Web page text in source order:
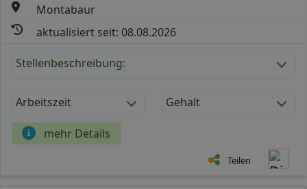
Montabaur
aktualisiert seit: 08.08.2026
Stellenbeschreibung:
Arbeitszeit Gehalt
mehr Details
Teilen